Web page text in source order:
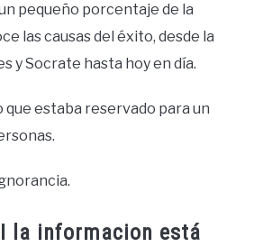
pequeño porcentaje de la
las causas del éxito, desde la
y Socrate hasta hoy en día.
que estaba reservado para un
la informacion está